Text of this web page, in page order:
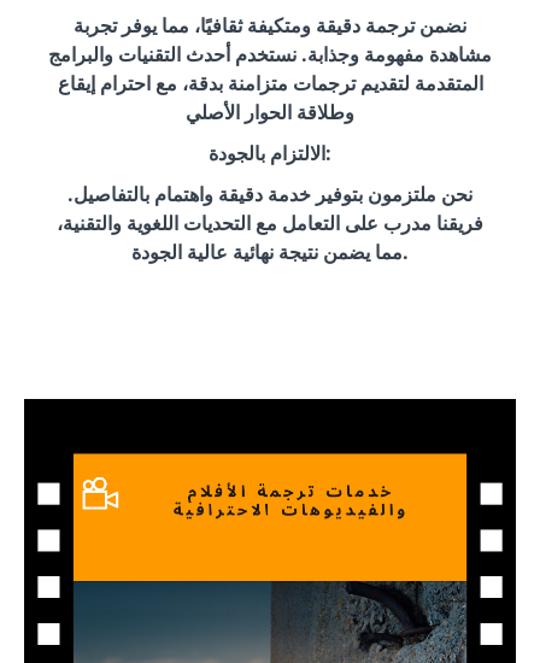
نضمن ترجمة دقيقة ومتكيفة ثقافيًا، مما يوفر تجربة
مشاهدة مفهومة وجذابة. نستخدم أحدث التقنيات والبرامج
المتقدمة لتقديم ترجمات متزامنة بدقة، مع احترام إيقاع
وطلاقة الحوار الأصلي
الالتزام بالجودة:
نحن ملتزمون بتوفير خدمة دقيقة واهتمام بالتفاصيل.
فريقنا مدرب على التعامل مع التحديات اللغوية والتقنية،
مما يضمن نتيجة نهائية عالية الجودة.